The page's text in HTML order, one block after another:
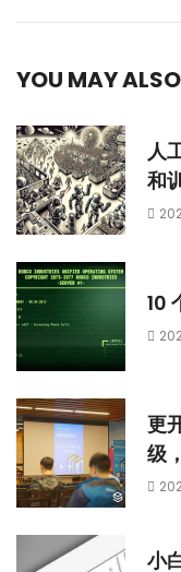
YOU MAY
人
和
10
更
级
小